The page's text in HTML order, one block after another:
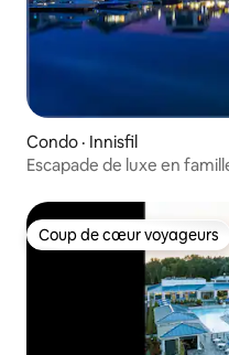
Condo · Innisfil
Escapade de luxe en
Coup de cœur voyageurs
Coup de cœur voyageurs